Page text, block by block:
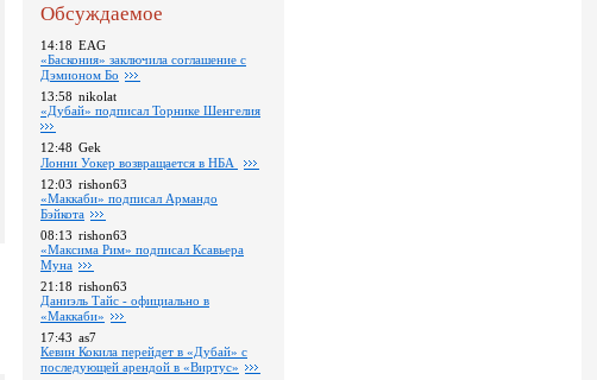
Обсуждаемое
14:18 EAG
«Баскония» заключила соглашение с
Дэмионом Бо
13:58 nikolat
«Дубай» подписал Торнике Шенгелия
12:48 Gek
Лонни Уокер возвращается в НБА
12:03 rishon63
«Маккаби» подписал Армандо
Бэйкота
08:13 rishon63
«Максима Рим» подписал Ксавьера
Муна
21:18 rishon63
Даниэль Тайс - официально в
«Маккаби»
17:43 as7
Кевин Кокила перейдет в «Дубай» с
последующей арендой в «Виртус»